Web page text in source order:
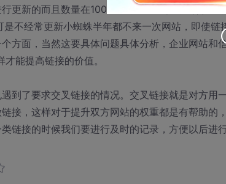
更新的而且数量在100左右，所以在找寻到合适
不经常更新小蜘蛛半年都不来一次网站，即使
方面，当然这要具体问题具体分析，企业网站和
能提高链接的价值。
了要求交叉链接的情况。交叉链接就是对方用一
接，这样对于提升双方网站的权重都是有帮助的
链接的时候我们要进行及时的记录，方便以后进行